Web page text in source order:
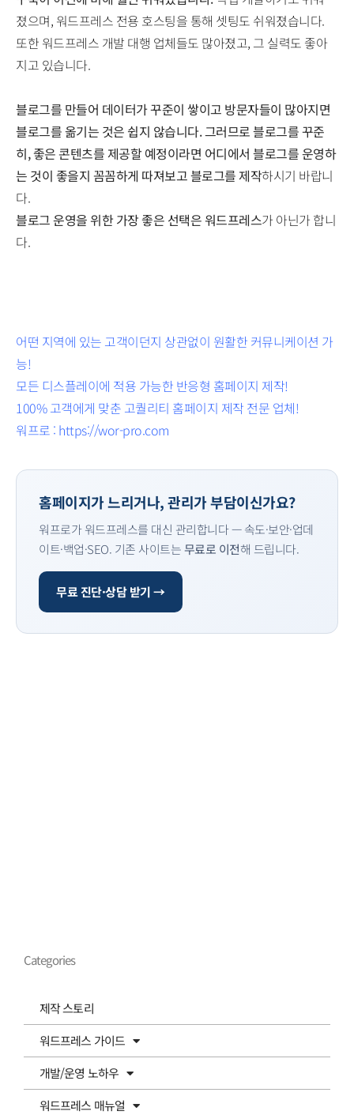
졌으며, 워드프레스 전용 호스팅을 통해 셋팅도 쉬워졌습니다.
또한 워드프레스 개발 대행 업체들도 많아졌고, 그 실력도 좋아
지고 있습니다.
블로그를 만들어 데이터가 꾸준이 쌓이고 방문자들이 많아지면
블로그를 옮기는 것은 쉽지 않습니다. 그러므로 블로그를 꾸준
히, 좋은 콘텐츠를 제공할 예정이라면 어디에서 블로그를 운영하
는 것이 좋을지 꼼꼼하게 따져보고 블로그를 제작하시기 바랍니
다.
블로그 운영을 위한 가장 좋은 선택은 워드프레스가 아닌가 합니
다.
어떤 지역에 있는 고객이던지 상관없이 원활한 커뮤니케이션 가
능!
모든 디스플레이에 적용 가능한 반응형 홈페이지 제작!
100% 고객에게 맞춘 고퀄리티 홈페이지 제작 전문 업체!
워프로 : https://wor-pro.com
홈페이지가 느리거나, 관리가 부담이신가요?
워프로가 워드프레스를 대신 관리합니다 — 속도·보안·업데
이트·백업·SEO. 기존 사이트는무료로 이전해 드립니다.
무료 진단·상담 받기 →
Categories
제작 스토리
워드프레스 가이드
개발/운영 노하우
워드프레스 매뉴얼